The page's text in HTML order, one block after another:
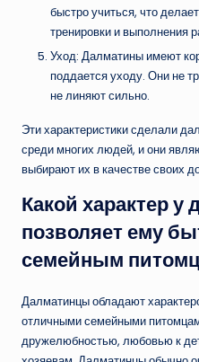
быстро учиться, что
тренировки и выполнения
Уход: Далматины имеют
поддается уходу. Они не
не линяют сильно.
Эти характеристики сделали
среди многих людей, и они
выбирают их в качестве своих
Какой характер у
позволяет ему
семейным
Далматинцы обладают
отличными семейными
дружелюбностью, любовью к